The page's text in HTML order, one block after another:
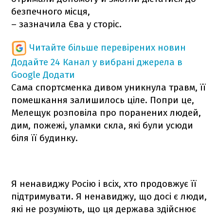
безпечного місця,
– зазначила Єва у сторіс.
Читайте більше перевірених новин
Додайте 24 Канал у вибрані джерела в
Google Додати
Сама спортсменка дивом уникнула травм, її
помешкання залишилось ціле. Попри це,
Мелещук розповіла про поранених людей,
дим, пожежі, уламки скла, які були усюди
біля її будинку.
Я ненавиджу Росію і всіх, хто продовжує її
підтримувати. Я ненавиджу, що досі є люди,
які не розуміють, що ця держава здійснює